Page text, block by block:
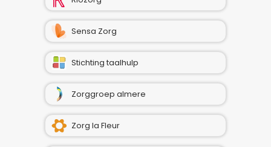
Sensa Zorg
Stichting taalhulp
Zorggroep almere
Zorg la Fleur